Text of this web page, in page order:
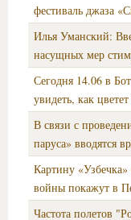
фестиваль джаза
Илья Уманский:
насущных мер
Сегодня 14.06 в
увидеть, как
В связи с
паруса» вводятся
Картину
войны покажут в
Частота полетов